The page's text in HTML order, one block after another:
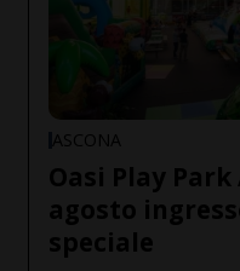
ASCONA
Oasi Play Park
agosto
speciale